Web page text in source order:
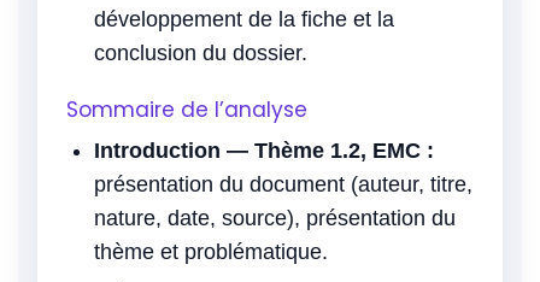
développement de la fiche et la
conclusion du dossier.
Sommaire de l’analyse
Introduction — Thème 1.2, EMC :
présentation du document (auteur, titre,
nature, date, source), présentation du
thème et problématique.